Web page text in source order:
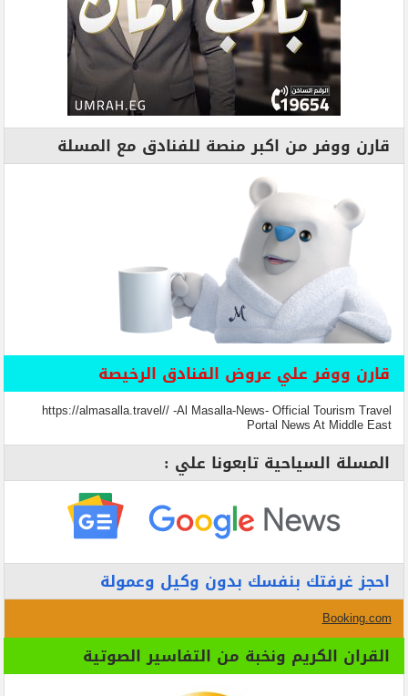
قارن ووفر من اكبر منصة للفنادق مع المسلة
قارن ووفر علي عروض الفنادق الرخيصة
https://almasalla.travel// -Al Masalla-News- Official Tourism Travel
Portal News At Middle East
المسلة السياحية تابعونا علي :
احجز غرفتك بنفسك بدون وكيل وعمولة
Booking.com
القران الكريم ونخبة من التفاسير الصوتية